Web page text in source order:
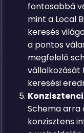
fontosabbá
mint a Local
keresés
a pontos
megfelelő
vállalkozását
keresési
Schema arra
konzisztens